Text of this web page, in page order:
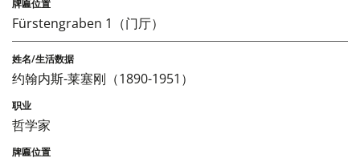
Fürstengraben 1（门厅）
约翰内斯-莱塞刚（1890-1951）
哲学家